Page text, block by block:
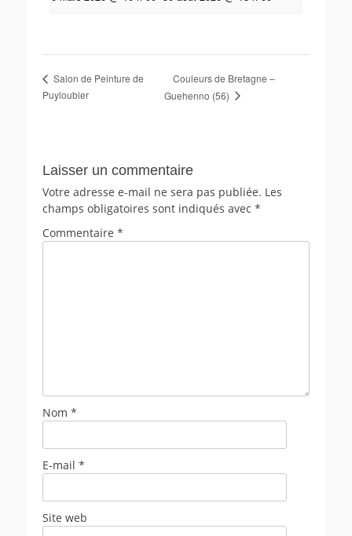
Salon de Peinture de
Puyloubier
Couleurs de Bretagne –
Guehenno (56)
Laisser un commentaire
Votre adresse e-mail ne sera pas publiée. Les
champs obligatoires sont indiqués avec *
Commentaire *
Nom *
E-mail *
Site web